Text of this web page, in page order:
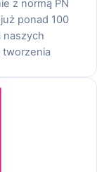
z normą PN
ponad 100
naszych
tworzenia